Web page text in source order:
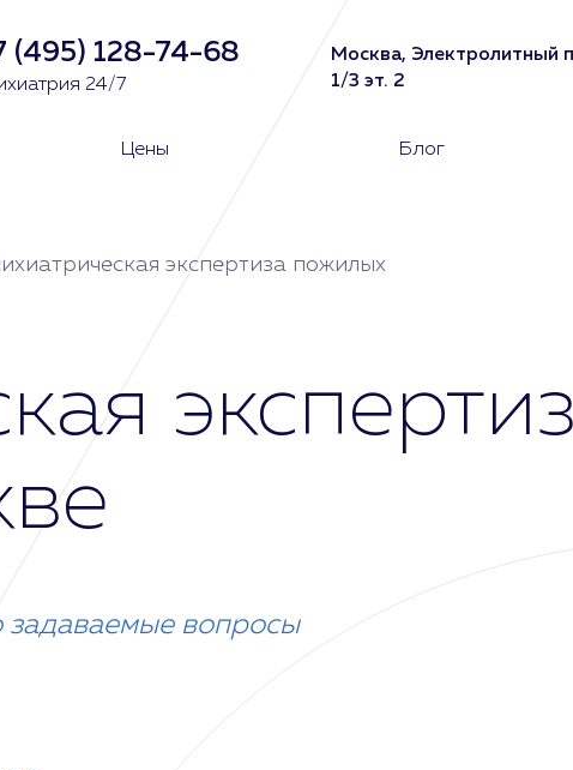
(495) 128-74-68
24/7
Москва, Электролитный
1/3 эт. 2
Цены Блог
экспертиза пожилых
задаваемые вопросы